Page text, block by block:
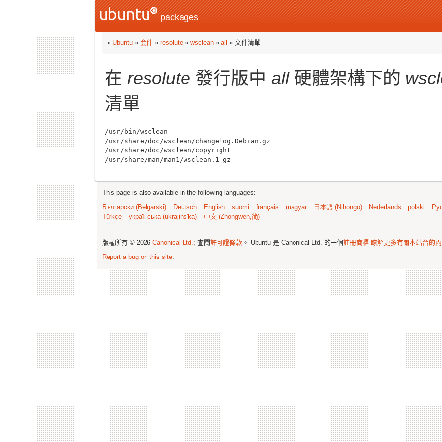
packages
» Ubuntu » 套件 » resolute » wsclean » all » 文件清單
在 resolute 發行版中 all硬體架構下的
清單
/usr/bin/wsclean
/usr/share/doc/wsclean/changelog.Debian.gz
/usr/share/doc/wsclean/copyright
This page is also available in the following languages:
Български (Bəlgarski)
Deutsch English suomi français magyar 日本語 (Nihongo) Nederlands polski
Türkçe
українська (ukrajins'ka) 中文 (Zhongwen,简)
版權所有 © 2026 Canonical Ltd.; 查閱許可證條款 。 Ubuntu 是 Canonical Ltd. 的一個註冊商標 瞭解更多有關本站台的
Report a bug on this site.